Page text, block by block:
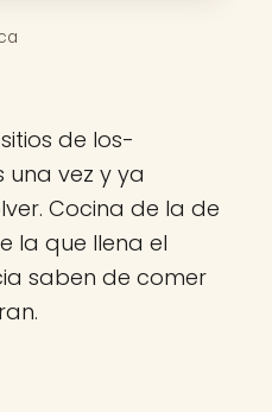
de los-
vez y ya
Cocina de la de
la que llena el
saben de comer